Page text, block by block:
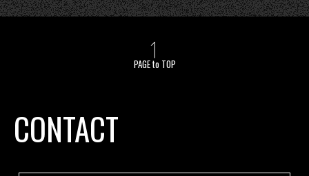
PAGE to TOP
CONTACT